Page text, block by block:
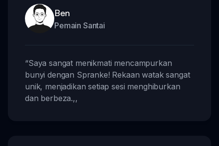
Ben
Pemain Santai
“Saya sangat menikmati mencampurkan
bunyi dengan Spranke! Rekaan watak sangat
unik, menjadikan setiap sesi menghiburkan
dan berbeza.,,